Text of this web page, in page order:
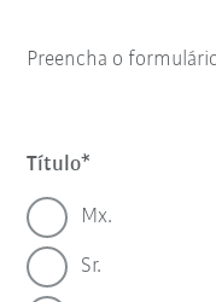
Preencha o
Título
Mx.
Sr.